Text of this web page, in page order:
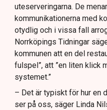
uteserveringarna. De
kommunikationerna med
otydlig och i vissa fall
Norrköpings Tidningar
kommunen att en del
fulspel”, att ”en liten klick
systemet.”
– Det är typiskt för hur en
ser på oss, säger Linda